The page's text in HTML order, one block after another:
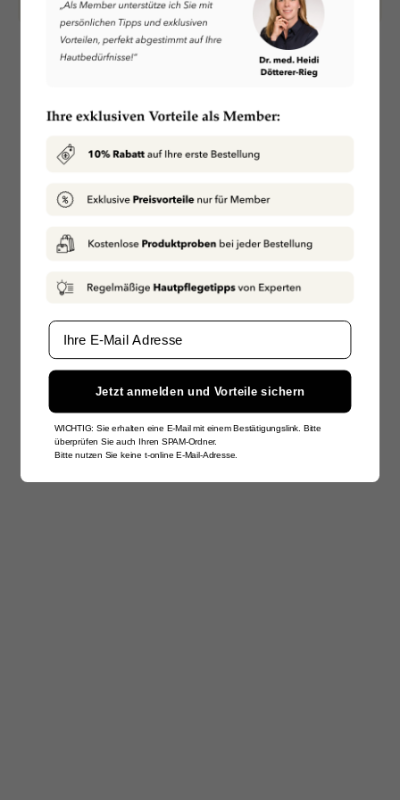
ZULETZT ANGESEHEN
Email
Jetzt anmelden und Vorteile sichern
WICHTIG: Sie erhalten eine E-Mail mit einem Bestätigungslink. Bitte
überprüfen Sie auch Ihren SPAM-Ordner.
Bitte nutzen Sie keine t-online E-Mail-Adresse.